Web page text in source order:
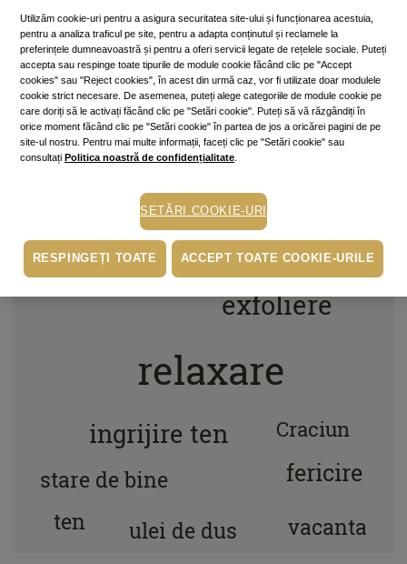
14 September 2021
~9 min.
Sucul proaspăt de portocale și limonada sunt printre
cele mai populare băuturi ale verii, însă citricele au
marele avantaj că ne sunt la dispoziție întreg anul. Sunt
delicioase, bogate în vitamina C și fibre și ne pregătesc
imunitatea pentru iarnă!
Mai mult »
relaxare
exfoliere
ingrijire ten
scrub
fericire
hidratare
stare de bine
piele uscata
ten ulei de dus vacanta
Craciun
Utilizăm cookie-uri pentru a asigura securitatea site-ului și funcționarea acestuia,
pentru a analiza traficul pe site, pentru a adapta conținutul și reclamele la
preferințele dumneavoastră și pentru a oferi servicii legate de rețelele sociale. Puteți
accepta sau respinge toate tipurile de module cookie făcând clic pe "Accept
cookies" sau "Reject cookies", în acest din urmă caz, vor fi utilizate doar modulele
cookie strict necesare. De asemenea, puteți alege categoriile de module cookie pe
care doriți să le activați făcând clic pe "Setări cookie". Puteți să vă răzgândiți în
orice moment făcând clic pe "Setări cookie" în partea de jos a oricărei pagini de pe
site-ul nostru. Pentru mai multe informații, faceți clic pe "Setări cookie" sau
consultați Politica noastră de confidențialitate
SETĂRI COOKIE-URI
RESPINGEȚI TOATE ACCEPT TOATE COOKIE-URILE